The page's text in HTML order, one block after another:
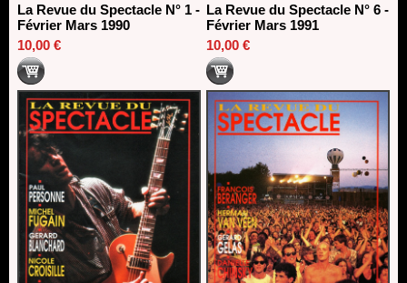
La Revue du Spectacle N° 1 -
Février Mars 1990
10,00 €
La Revue du Spectacle N° 6 -
Février Mars 1991
10,00 €